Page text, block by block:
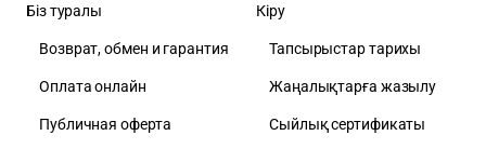
Біз туралы
Возврат, обмен и гарантия
Оплата онлайн
Публичная оферта
Кіру
Тапсырыстар тарихы
Жаңалықтарға жазылу
Сыйлық сертификаты